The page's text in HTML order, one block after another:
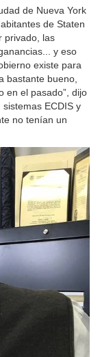
de Nueva York
de Staten
privado, las
y eso
existe para
bastante bueno,
en el pasado”, dijo
ECDIS y
no tenían un